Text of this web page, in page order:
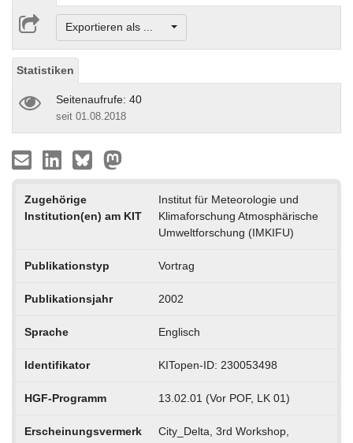
Exportieren als ...
Statistiken
Seitenaufrufe: 40
seit 01.08.2018
Zugehörige
Institution(en) am KIT
Institut für Meteorologie und
Klimaforschung Atmosphärische
Umweltforschung (IMKIFU)
Publikationstyp Vortrag
Publikationsjahr 2002
Sprache Englisch
Identifikator KITopen-ID: 230053498
HGF-Programm 13.02.01 (Vor POF, LK 01)
Erscheinungsvermerk
City_Delta, 3rd Workshop,